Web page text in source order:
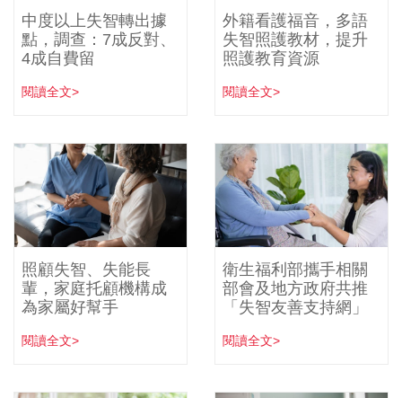
中度以上失智轉出據
點，調查：7成反對、
4成自費留
閱讀全文>
外籍看護福音，多語
失智照護教材，提升
照護教育資源
閱讀全文>
照顧失智、失能長
輩，家庭托顧機構成
為家屬好幫手
閱讀全文>
衛生福利部攜手相關
部會及地方政府共推
「失智友善支持網」
閱讀全文>